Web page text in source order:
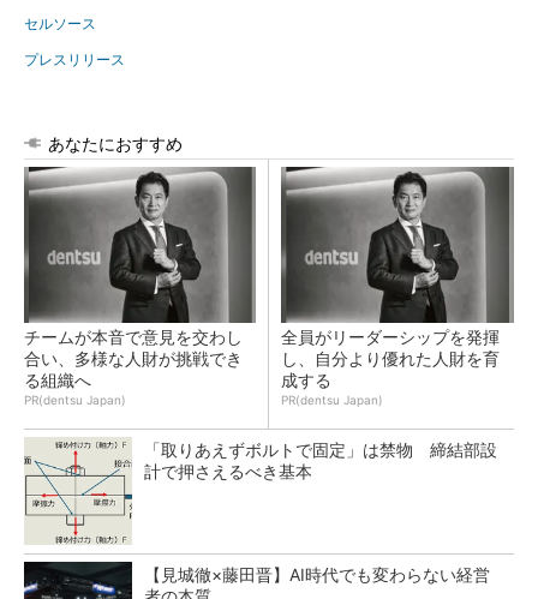
セルソース
プレスリリース
あなたにおすすめ
チームが本音で意見を交わし
合い、多様な人財が挑戦でき
る組織へ
PR(dentsu Japan)
全員がリーダーシップを発揮
し、自分より優れた人財を育
成する
PR(dentsu Japan)
「取りあえずボルトで固定」は禁物 締結部設
計で押さえるべき基本
【見城徹×藤田晋】AI時代でも変わらない経営